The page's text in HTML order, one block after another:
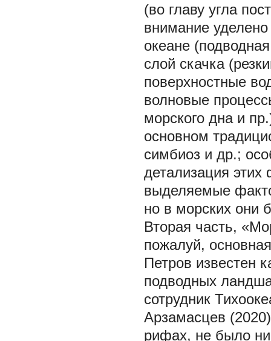
(во главу угла
внимание
океане
слой скачка
поверхностные
волновые
морского дна и
основном
симбиоз и др.;
детализация этих
выделяемые
но в морских они
Вторая часть,
пожалуй,
Петров известен
подводных
сотрудник
Арзамасцев
рифах, не было